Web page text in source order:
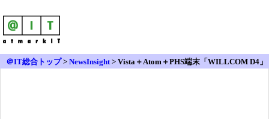
＠IT総合トップ> NewsInsight> Vista＋Atom＋PHS端末「WILLCOM D4」